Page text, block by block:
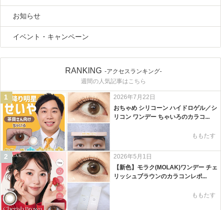
お知らせ
イベント・キャンペーン
RANKING -アクセスランキング-
週間の人気記事はこちら
1
2026年7月22日
おちゃめ シリコーン ハイドロゲル／シ
リコン ワンデー ちゃいろのカラコ...
ももたす
2
2026年5月1日
【新色】モラク(MOLAK)ワンデー チェ
リッシュブラウンのカラコンレポ...
ももたす